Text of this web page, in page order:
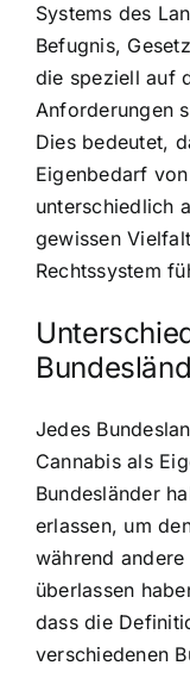
Systems des
Befugnis,
die speziell auf
Anforderungen
Dies bedeutet,
Eigenbedarf
unterschiedlich
gewissen
Rechtssystem
Jedes
Cannabis als
Bundesländer
erlassen, um
während
überlassen
dass die
verschiedenen